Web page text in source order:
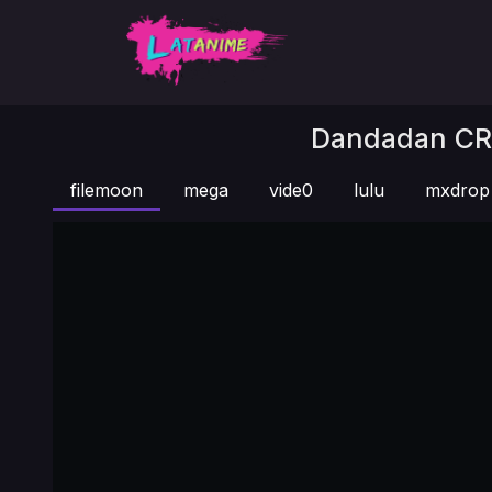
Dandadan
filemoon mega vide0 lulu mxdrop